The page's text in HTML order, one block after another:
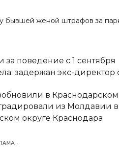
бывшей женой штрафов за
за поведение с 1 сентября
задержан экс-
в
из Молдавии
округе Краснодара
-